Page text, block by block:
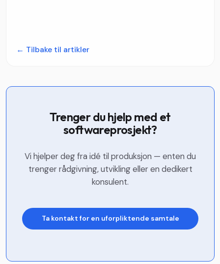
← Tilbake til artikler
Trenger du hjelp med et
softwareprosjekt?
Vi hjelper deg fra idé til produksjon — enten du
trenger rådgivning, utvikling eller en dedikert
konsulent.
Ta kontakt for en uforpliktende samtale